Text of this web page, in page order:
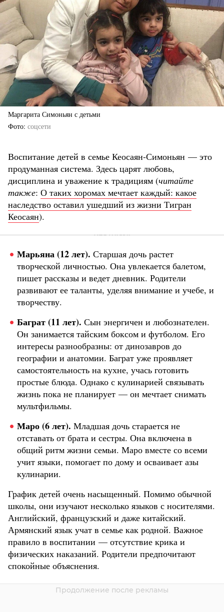
Маргарита Симоньян с детьми
Фото соцсети
Воспитание детей в семье Кеосаян-Симоньян — это
продуманная система. Здесь царят любовь,
дисциплина и уважение к традициям (читайте
также: О таких хоромах мечтает каждый: какое
наследство оставил ушедший из жизни Тигран
Кеосаян).
Марьяна (12 лет). Старшая дочь растет
творческой личностью. Она увлекается балетом,
пишет рассказы и ведет дневник. Родители
развивают ее таланты, уделяя внимание и учебе, и
творчеству.
Баграт (11 лет). Сын энергичен и любознателен.
Он занимается тайским боксом и футболом. Его
интересы разнообразны: от динозавров до
географии и анатомии. Баграт уже проявляет
самостоятельность на кухне, учась готовить
простые блюда. Однако с кулинарией связывать
жизнь пока не планирует — он мечтает снимать
мультфильмы.
Маро (6 лет). Младшая дочь старается не
отставать от брата и сестры. Она включена в
общий ритм жизни семьи. Маро вместе со всеми
учит языки, помогает по дому и осваивает азы
кулинарии.
График детей очень насыщенный. Помимо обычной
школы, они изучают несколько языков с носителями.
Английский, французский и даже китайский.
Армянский язык учат в семье как родной. Важное
правило в воспитании — отсутствие крика и
физических наказаний. Родители предпочитают
спокойные объяснения.